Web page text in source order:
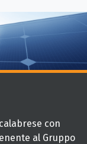
con
al Gruppo